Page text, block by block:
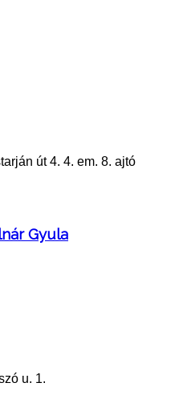
út 4. 4. em. 8. ajtó
Gyula
u. 1.